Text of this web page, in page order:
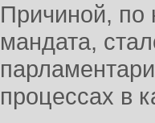
Причиной, по
мандата,
процессах в